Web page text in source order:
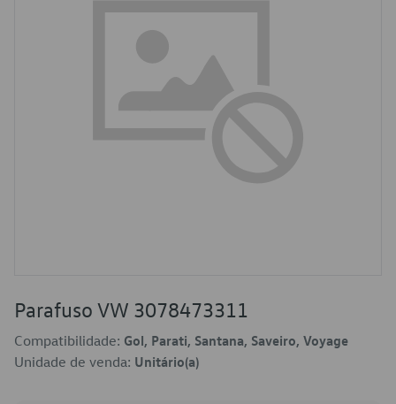
Parafuso VW 3078473311
Compatibilidade: Gol, Parati, Santana, Saveiro, Voyage
Unidade de venda: Unitário(a)